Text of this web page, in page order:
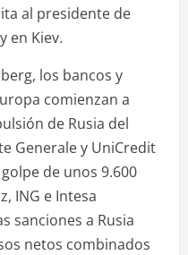
al presidente de
en Kiev.
los bancos y
comienzan a
de Rusia del
Generale y UniCredit
de unos 9.600
ING e Intesa
sanciones a Rusia
netos combinados